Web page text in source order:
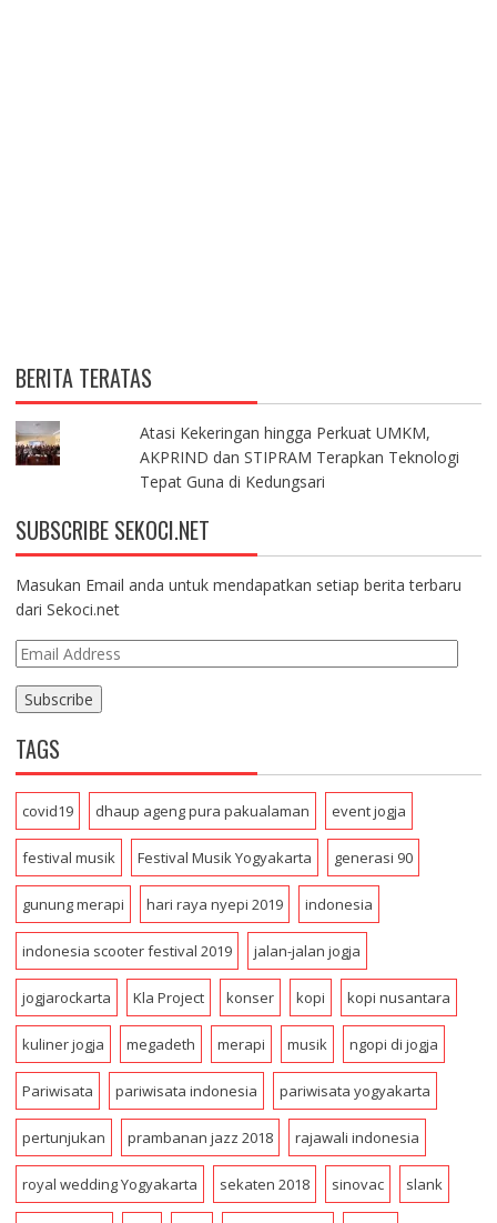
BERITA TERATAS
Atasi Kekeringan hingga Perkuat UMKM,
AKPRIND dan STIPRAM Terapkan Teknologi
Tepat Guna di Kedungsari
SUBSCRIBE SEKOCI.NET
Masukan Email anda untuk mendapatkan setiap berita terbaru
dari Sekoci.net
E
A
d
e
s
TAGS
covid19 dhaup ageng pura pakualaman event jogja
festival musik Festival Musik Yogyakarta generasi 90
gunung merapi hari raya nyepi 2019 indonesia
indonesia scooter festival 2019 jalan-jalan jogja
jogjarockarta Kla Project konser kopi kopi nusantara
kuliner jogja megadeth merapi musik ngopi di jogja
Pariwisata pariwisata indonesia pariwisata yogyakarta
pertunjukan prambanan jazz 2018 rajawali indonesia
royal wedding Yogyakarta sekaten 2018 sinovac slank